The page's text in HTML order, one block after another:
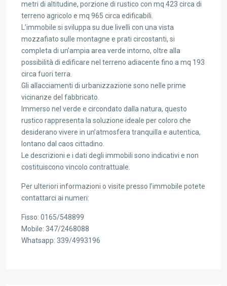
metri di altitudine, porzione di rustico con mq 423 circa di
terreno agricolo e mq 965 circa edificabili.
L’immobile si sviluppa su due livelli con una vista
mozzafiato sulle montagne e prati circostanti, si
completa di un’ampia area verde intorno, oltre alla
possibilità di edificare nel terreno adiacente fino a mq 193
circa fuori terra.
Gli allacciamenti di urbanizzazione sono nelle prime
vicinanze del fabbricato.
Immerso nel verde e circondato dalla natura, questo
rustico rappresenta la soluzione ideale per coloro che
desiderano vivere in un’atmosfera tranquilla e autentica,
lontano dal caos cittadino.
Le descrizioni e i dati degli immobili sono indicativi e non
costituiscono vincolo contrattuale.
Per ulteriori informazioni o visite presso l’immobile potete
contattarci ai numeri:
Fisso: 0165/548899
Mobile: 347/2468088
Whatsapp: 339/4993196